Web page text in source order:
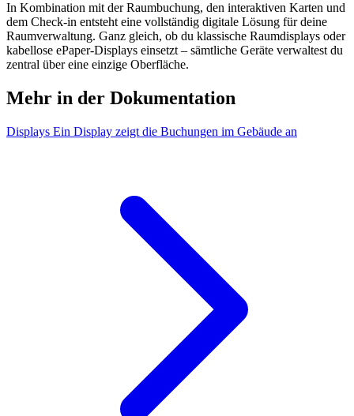
In Kombination mit der Raumbuchung, den interaktiven Karten und
dem Check-in entsteht eine vollständig digitale Lösung für deine
Raumverwaltung. Ganz gleich, ob du klassische Raumdisplays oder
kabellose ePaper-Displays einsetzt – sämtliche Geräte verwaltest du
zentral über eine einzige Oberfläche.
Mehr in der Dokumentation
Displays Ein Display zeigt die Buchungen im Gebäude an